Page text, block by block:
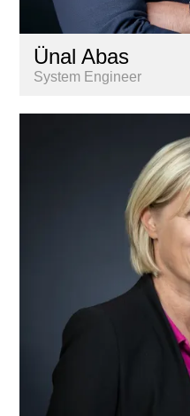
Ünal Abas
System Engineer